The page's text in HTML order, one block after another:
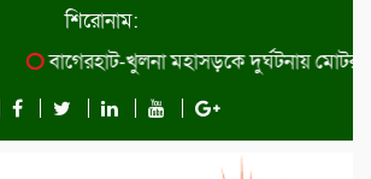
শিরোনাম:
বাগেরহাট-খুলনা মহাসড়কে ‌দুর্ঘটনায়